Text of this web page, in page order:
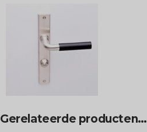
Gerelateerde producten…